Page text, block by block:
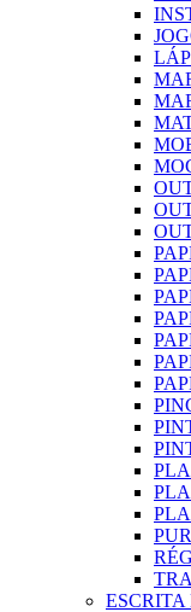
ESCRITA